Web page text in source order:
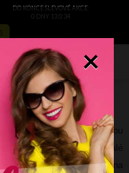
DO KONCE SLEVOVÉ AKCE:
0 DNY 13:0:34
žádné údaje s vyjímkou
stránky. Cookies jsou malé
a uchovávané na
×